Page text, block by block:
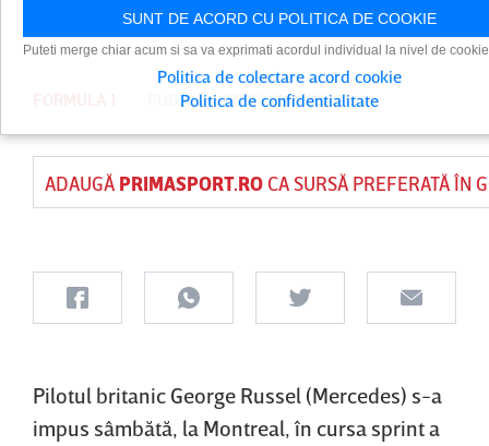
Canadei
PUBLICAT PE 23 MAI 2026
ADAUGĂ PRIMASPORT.ROCA SURSĂ PREFERATĂ ÎN
Pilotul britanic George Russel (Mercedes) s-a
impus sâmbătă, la Montreal, în cursa sprint a
SUNT DE ACORD CU POLITICA DE COOKIE
Puteti merge chiar acum si sa va exprimati acordul individual la nivel de
Politica de colectare acord cookie
Politica de confidentialitate